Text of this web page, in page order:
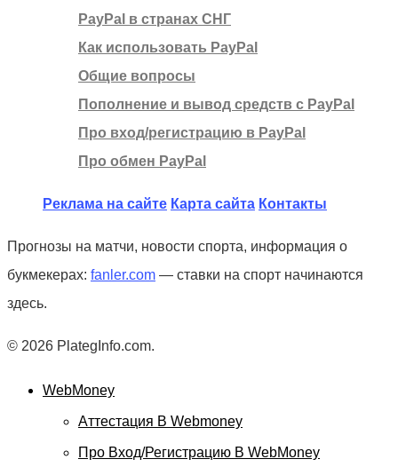
PayPal в странах СНГ
Как использовать PayPal
Общие вопросы
Пополнение и вывод средств с PayPal
Про вход/регистрацию в PayPal
Про обмен PayPal
Реклама на сайте Карта сайта Контакты
Прогнозы на матчи, новости спорта, информация о
букмекерах: fanler.com — ставки на спорт начинаются
здесь.
© 2026 PlategInfo.com.
WebMoney
Аттестация В Webmoney
Про Вход/регистрацию В WebMoney